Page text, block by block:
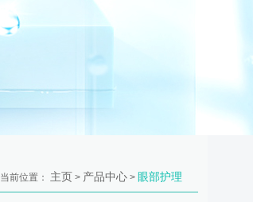
当前位置： 主页 > 产品中心 > 眼部护理